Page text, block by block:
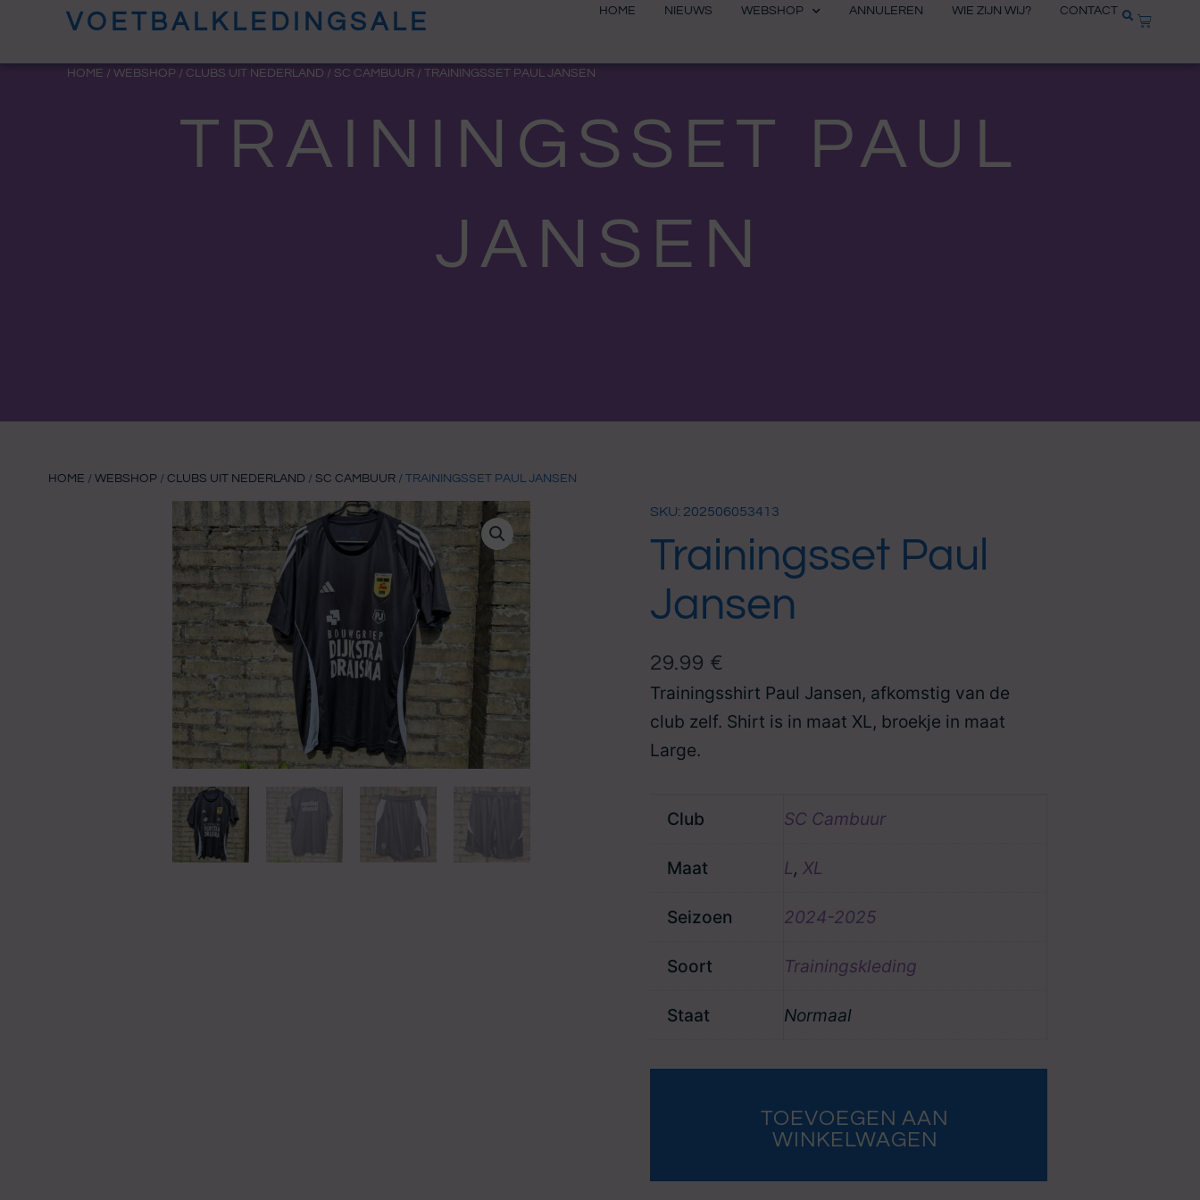
de
VOETBALKLEDINGSALE HOME NIEUWS WEBSHOP ANNULEREN WIE ZIJN WIJ? CONTACT
HOME /WEBSHOP / CLUBS UIT NEDERLAND / SC CAMBUUR / TRAININGSSET PAUL JANSEN
TRAININGSSET PAUL
JANSEN
HOME / WEBSHOP/ CLUBS UIT NEDERLAND / SC CAMBUUR/ TRAININGSSET PAUL JANSEN
SKU: 202506053413
Trainingsset Paul
Jansen
29.99 €
Trainingsshirt Paul Jansen, afkomstig van de
club zelf. Shirt is in maat XL, broekje in maat
Large.
Club SC Cambuur
Maat L, XL
Seizoen 2024-2025
Soort Trainingskleding
Staat Normaal
TOEVOEGEN AAN
WINKELWAGEN